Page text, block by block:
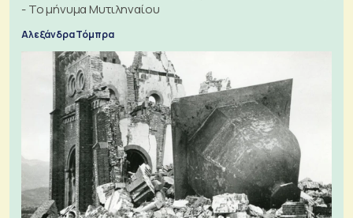
- Το μήνυμα Μυτιληναίου
Αλεξάνδρα Τόμπρα